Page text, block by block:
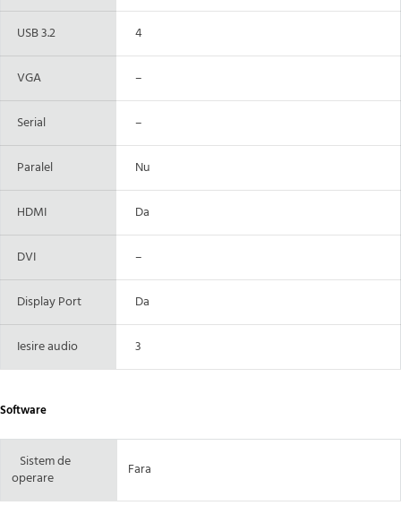
USB 3.2 4
VGA –
Serial –
Paralel Nu
HDMI Da
DVI –
Display Port Da
Iesire audio 3
Software
Sistem de
operare
Fara